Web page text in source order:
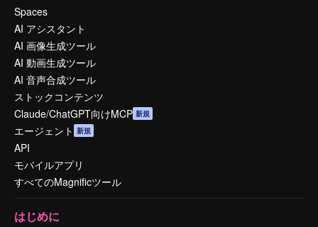
Spaces
AI アシスタント
AI 画像生成ツール
AI 動画生成ツール
AI 音声合成ツール
ストックコンテンツ
Claude/ChatGPT向けMCP 新規
エージェント 新規
API
モバイルアプリ
すべてのMagnificツール
はじめに